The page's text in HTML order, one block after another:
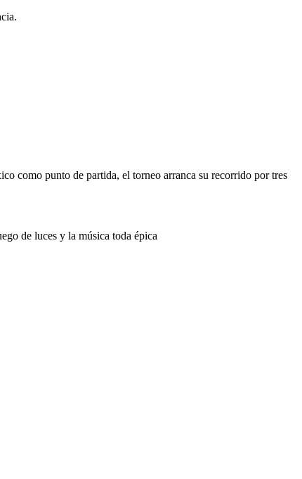
como punto de partida, el torneo arranca su recorrido por tres
de luces y la música toda épica